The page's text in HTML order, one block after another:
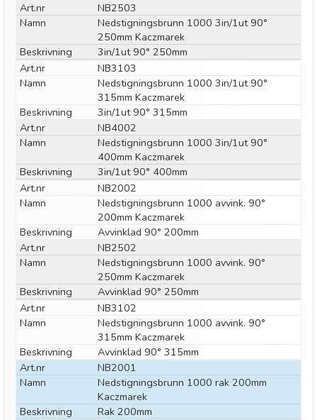
Art.nr
NB2503
Namn
Nedstigningsbrunn 1000 3in/1ut 90°
250mm Kaczmarek
Beskrivning
3in/1ut 90° 250mm
Art.nr
NB3103
Namn
Nedstigningsbrunn 1000 3in/1ut 90°
315mm Kaczmarek
Beskrivning
3in/1ut 90° 315mm
Art.nr
NB4002
Namn
Nedstigningsbrunn 1000 3in/1ut 90°
400mm Kaczmarek
Beskrivning
3in/1ut 90° 400mm
Art.nr
NB2002
Namn
Nedstigningsbrunn 1000 avvink. 90°
200mm Kaczmarek
Beskrivning
Avvinklad 90° 200mm
Art.nr
NB2502
Namn
Nedstigningsbrunn 1000 avvink. 90°
250mm Kaczmarek
Beskrivning
Avvinklad 90° 250mm
Art.nr
NB3102
Namn
Nedstigningsbrunn 1000 avvink. 90°
315mm Kaczmarek
Beskrivning
Avvinklad 90° 315mm
Art.nr
NB2001
Namn
Nedstigningsbrunn 1000 rak 200mm
Kaczmarek
Beskrivning
Rak 200mm